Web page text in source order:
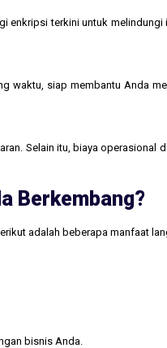
enkripsi terkini untuk
waktu, siap membantu Anda
Selain itu, biaya operasional
Berkembang?
adalah beberapa manfaat
bisnis Anda.